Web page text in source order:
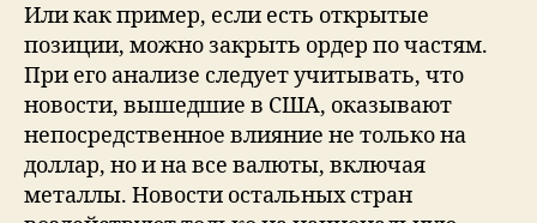
Или как пример, если есть открытые
позиции, можно закрыть ордер по частям.
При его анализе следует учитывать, что
новости, вышедшие в США, оказывают
непосредственное влияние не только на
доллар, но и на все валюты, включая
металлы. Новости остальных стран